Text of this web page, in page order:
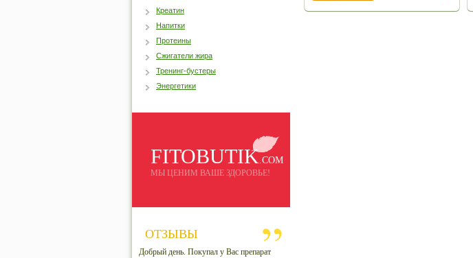
Креатин
Напитки
Протеины
Сжигатели жира
Тренинг-бустеры
Энергетики
FITOBUTIK.COM
МЫ ЦЕНИМ ВАШЕ ЗДОРОВЬЕ!
ОТЗЫВЫ
Добрый день. Покупал у Вас препарат